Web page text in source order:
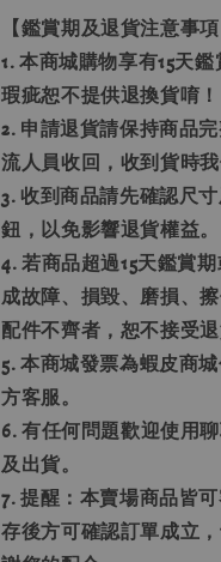
【鑑賞期及退貨注意事項
1. 本商城購物享有15天
瑕疵恕不提供退換貨唷！
2. 申請退貨請保持商品
流人員收回，收到貨時
3. 收到商品請先確認尺
鈕，以免影響退貨權益。
4. 若商品超過15天鑑賞
成故障、損毀、磨損、
配件不齊者，恕不接受退
5. 本商城發票為蝦皮商
方客服。
6. 有任何問題歡迎使用
及出貨。
7. 提醒：本賣場商品皆
存後方可確認訂單成立